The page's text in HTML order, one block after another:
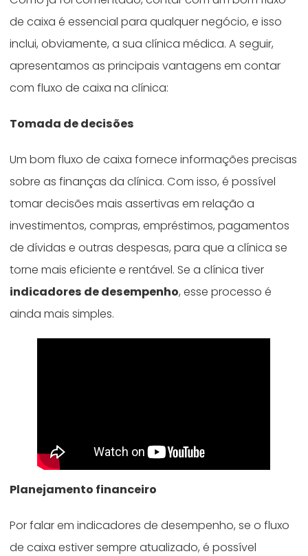
de caixa é essencial para qualquer negócio, e isso
inclui, obviamente, a sua clínica médica. A seguir,
apresentamos as principais vantagens em contar
com fluxo de caixa na clínica:
Tomada de decisões
Um bom fluxo de caixa fornece informações precisas
sobre as finanças da clínica. Com isso, é possível
tomar decisões mais assertivas em relação a
investimentos, compras, empréstimos, pagamentos
de dívidas e outras despesas, para que a clínica se
torne mais eficiente e rentável. Se a clínica tiver
indicadores de desempenho, esse processo é
ainda mais simples.
Planejamento financeiro
Por falar em indicadores de desempenho, se o fluxo
de caixa estiver sempre atualizado, é possível